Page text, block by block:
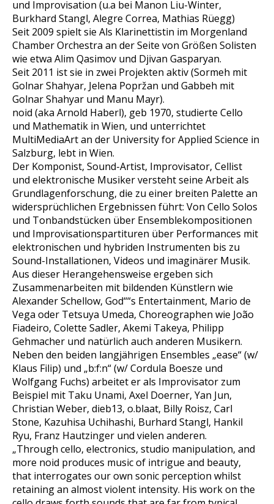
und Improvisation (u.a bei Manon Liu-Winter,
Burkhard Stangl, Alegre Correa, Mathias Rüegg)
Seit 2009 spielt sie Als Klarinettistin im Morgenland
Chamber Orchestra an der Seite von Größen Solisten
wie etwa Alim Qasimov und Djivan Gasparyan.
Seit 2011 ist sie in zwei Projekten aktiv (Sormeh mit
Golnar Shahyar, Jelena Popržan und Gabbeh mit
Golnar Shahyar und Manu Mayr).
noid (aka Arnold Haberl), geb 1970, studierte Cello
und Mathematik in Wien, und unterrichtet
MultiMediaArt an der University for Applied Science in
Salzburg, lebt in Wien.
Der Komponist, Sound-Artist, Improvisator, Cellist
und elektronische Musiker versteht seine Arbeit als
Grundlagenforschung, die zu einer breiten Palette an
widersprüchlichen Ergebnissen führt: Von Cello Solos
und Tonbandstücken über Ensemblekompositionen
und Improvisationspartituren über Performances mit
elektronischen und hybriden Instrumenten bis zu
Sound-Installationen, Videos und imaginärer Musik.
Aus dieser Herangehensweise ergeben sich
Zusammenarbeiten mit bildenden Künstlern wie
Alexander Schellow, God““s Entertainment, Mario de
Vega oder Tetsuya Umeda, Choreographen wie João
Fiadeiro, Colette Sadler, Akemi Takeya, Philipp
Gehmacher und natürlich auch anderen Musikern.
Neben den beiden langjährigen Ensembles „ease“ (w/
Klaus Filip) und „b:f:n“ (w/ Cordula Boesze und
Wolfgang Fuchs) arbeitet er als Improvisator zum
Beispiel mit Taku Unami, Axel Doerner, Yan Jun,
Christian Weber, dieb13, o.blaat, Billy Roisz, Carl
Stone, Kazuhisa Uchihashi, Burhard Stangl, Hankil
Ryu, Franz Hautzinger und vielen anderen.
„Through cello, electronics, studio manipulation, and
more noid produces music of intrigue and beauty,
that interrogates our own sonic perception whilst
retaining an almost violent intensity. His work on the